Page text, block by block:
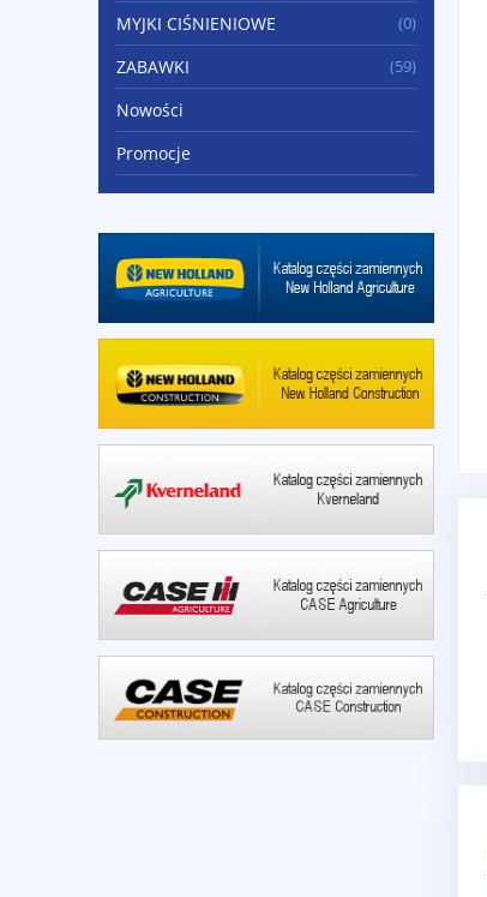
MYJKI CIŚNIENIOWE (0)
ZABAWKI (59)
Nowości
Promocje